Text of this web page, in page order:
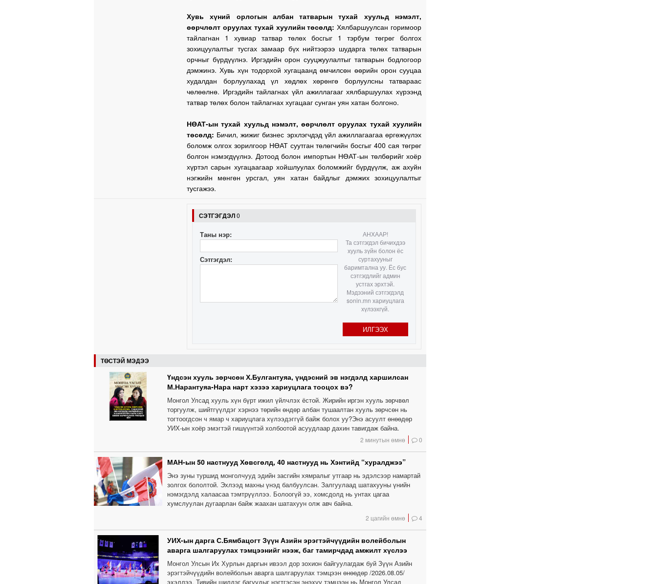
Хувь хүний орлогын албан татварын тухай хуульд нэмэлт,
өөрчлөлт оруулах тухай хуулийн төсөлд: Хялбаршуулсан горимоор
тайлагнан 1 хувиар татвар төлөх босгыг 1 тэрбум төгрөг болгох
зохицуулалтыг тусгах замаар бүх нийтээрээ шударга төлөх татварын
орчныг бүрдүүлнэ. Иргэдийн орон сууцжуулалтыг татварын бодлогоор
дэмжинэ. Хувь хүн тодорхой хугацаанд өмчилсөн өөрийн орон сууцаа
худалдан борлуулахад үл хөдлөх хөрөнгө борлуулсны татвараас
чөлөөлнө. Иргэдийн тайлагнах үйл ажиллагааг хялбаршуулах хүрээнд
татвар төлөх болон тайлагнах хугацааг сунган уян хатан болгоно.
НӨАТ-ын тухай хуульд нэмэлт, өөрчлөлт оруулах тухай хуулийн
төсөлд: Бичил, жижиг бизнес эрхлэгчдэд үйл ажиллагаагаа өргөжүүлэх
боломж олгох зорилгоор НӨАТ суутган төлөгчийн босгыг 400 сая төгрөг
болгон нэмэгдүүлнэ. Дотоод болон импортын НӨАТ-ын төлбөрийг хоёр
хүртэл сарын хугацаагаар хойшлуулах боломжийг бүрдүүлж, аж ахуйн
нэгжийн мөнгөн урсгал, уян хатан байдлыг дэмжих зохицуулалтыг
тусгажээ.
СЭТГЭГДЭЛ0
Таны нэр:
Сэтгэгдэл:
АНХААР!
Та сэтгэгдэл бичихдээ
хууль зүйн болон ёс
суртахууныг
баримтална уу. Ёс бус
сэтгэгдлийг админ
устгах эрхтэй.
Мэдээний сэтгэгдэлд
sonin.mn хариуцлага
хүлээхгүй.
ИЛГЭЭХ
ТӨСТЭЙ МЭДЭЭ
Үндсэн хууль зөрчсөн Х.Булгантуяа, үндэсний эв нэгдэлд харшилсан
М.Нарантуяа-Нара нарт хэзээ хариуцлага тооцох вэ?
Монгол Улсад хууль хүн бүрт ижил үйлчлэх ёстой. Жирийн иргэн хууль зөрчвөл
торгуулж, шийтгүүлдэг хэрнээ төрийн өндөр албан тушаалтан хууль зөрчсөн нь
тогтоогдсон ч ямар ч хариуцлага хүлээдэггүй байж болох уу?Энэ асуулт өнөөдөр
УИХ-ын хоёр эмэгтэй гишүүнтэй холбоотой асуудлаар дахин тавигдаж байна.
2 минутын өмнө 0
МАН-ын 50 настнууд Хөвсгөлд, 40 настнууд нь Хэнтийд “хуралджээ”
Энэ зуны туршид монголчууд эдийн засгийн хямралыг утгаар нь эдэлсээр намартай
золгох бололтой. Эхлээд махны үнэд балбуулсан. Залгуулаад шатахууны үнийн
нэмэгдэлд халаасаа тэмтрүүллээ. Болоогүй ээ, хомсдолд нь унтах цагаа
хумслуулан дугаарлан байж жаахан шатахуун олж авч байна.
2 цагийн өмнө 4
УИХ-ын дарга С.Бямбацогт Зүүн Азийн эрэгтэйчүүдийн волейболын
аварга шалгаруулах тэмцээнийг нээж, баг тамирчдад амжилт хүслээ
Монгол Улсын Их Хурлын даргын ивээл дор зохион байгуулагдаж буй Зүүн Азийн
эрэгтэйчүүдийн волейболын аварга шалгаруулах тэмцээн өнөөдөр /2026.08.05/
эхэллээ. Тивийн шилдэг багуудыг нэгтгэсэн энэхүү тэмцээн нь Монгол Улсад